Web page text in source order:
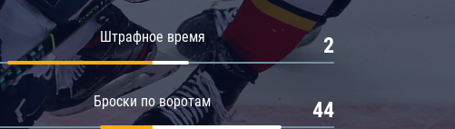
Штрафное время 2
Броски по воротам 44